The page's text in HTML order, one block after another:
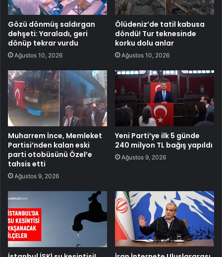
Gözü dönmüş saldırgan
dehşeti: Yaraladı, geri
dönüp tekrar vurdu
Ağustos 10, 2026
Ölüdeniz’de tatil kabusa
döndü! Tur teknesinde
korku dolu anlar
Ağustos 10, 2026
Muharrem İnce, Memleket
Partisi’nden kalan eski
parti otobüsünü Özel’e
tahsis etti
Ağustos 9, 2026
Yeni Parti’ye ilk 5 günde
240 milyon TL bağış yapıldı
Ağustos 9, 2026